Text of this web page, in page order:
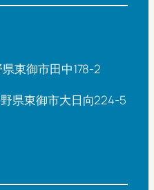
東御市田中178-2
県東御市大日向224-5